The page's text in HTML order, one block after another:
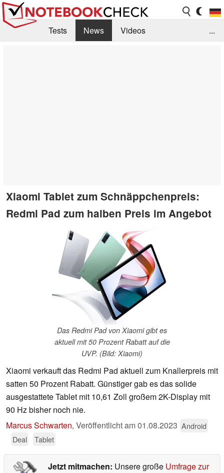
Tests News
Videos
...
Xiaomi Tablet zum Schnäppchenpreis:
Redmi Pad zum halben Preis im Angebot
Das Redmi Pad von Xiaomi gibt es
aktuell mit 50 Prozent Rabatt auf die
UVP. (Bild: Xiaomi)
Xiaomi verkauft das Redmi Pad aktuell zum Knallerpreis mit
satten 50 Prozent Rabatt. Günstiger gab es das solide
ausgestattete Tablet mit 10,61 Zoll großem 2K-Display mit
90 Hz bisher noch nie.
Marcus Schwarten, Veröffentlicht am01.08.2023 Android
Deal
Tablet
Jetzt mitmachen: Unsere große Umfrage zur